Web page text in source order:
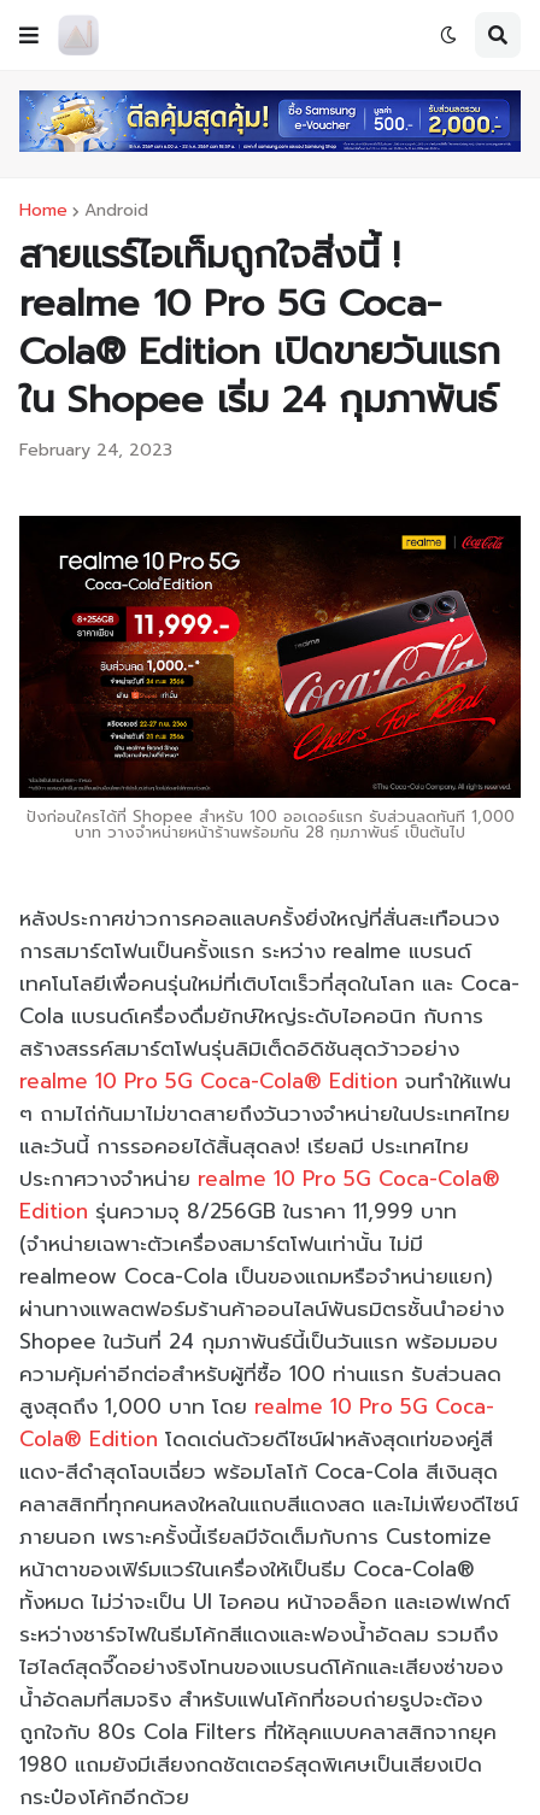
Home Android
สายแรร์ไอเท็มถูกใจสิ่งนี้ !
realme 10 Pro 5G Coca-
Cola® Edition เปิดขายวันแรก
ใน Shopee เริ่ม 24 กุมภาพันธ์
February 24, 2023
ปังก่อนใครได้ที่ Shopee สำหรับ 100 ออเดอร์แรก รับส่วนลดทันที 1,000
บาท วางจำหน่ายหน้าร้านพร้อมกัน 28 กุมภาพันธ์ เป็นต้นไป
หลังประกาศข่าวการคอลแลบครั้งยิ่งใหญ่ที่สั่นสะเทือนวง
การสมาร์ตโฟนเป็นครั้งแรก ระหว่าง realme แบรนด์
เทคโนโลยีเพื่อคนรุ่นใหม่ที่เติบโตเร็วที่สุดในโลก และ Coca-
Cola แบรนด์เครื่องดื่มยักษ์ใหญ่ระดับไอคอนิก กับการ
สร้างสรรค์สมาร์ตโฟนรุ่นลิมิเต็ดอิดิชันสุดว้าวอย่าง
realme 10 Pro 5G Coca-Cola® Edition จนทำให้แฟน
ๆ ถามไถ่กันมาไม่ขาดสายถึงวันวางจำหน่ายในประเทศไทย
และวันนี้ การรอคอยได้สิ้นสุดลง! เรียลมี ประเทศไทย
ประกาศวางจำหน่าย realme 10 Pro 5G Coca-Cola®
Edition รุ่นความจุ 8/256GB ในราคา 11,999 บาท
(จำหน่ายเฉพาะตัวเครื่องสมาร์ตโฟนเท่านั้น ไม่มี
realmeow Coca-Cola เป็นของแถมหรือจำหน่ายแยก)
ผ่านทางแพลตฟอร์มร้านค้าออนไลน์พันธมิตรชั้นนำอย่าง
Shopee ในวันที่ 24 กุมภาพันธ์นี้เป็นวันแรก พร้อมมอบ
ความคุ้มค่าอีกต่อสำหรับผู้ที่ซื้อ 100 ท่านแรก รับส่วนลด
สูงสุดถึง 1,000 บาท โดย realme 10 Pro 5G Coca-
Cola® Edition โดดเด่นด้วยดีไซน์ฝาหลังสุดเท่ของคู่สี
แดง-สีดำสุดโฉบเฉี่ยว พร้อมโลโก้ Coca-Cola สีเงินสุด
คลาสสิกที่ทุกคนหลงใหลในแถบสีแดงสด และไม่เพียงดีไซน์
ภายนอก เพราะครั้งนี้เรียลมีจัดเต็มกับการ Customize
หน้าตาของเฟิร์มแวร์ในเครื่องให้เป็นธีม Coca-Cola®
ทั้งหมด ไม่ว่าจะเป็น UI ไอคอน หน้าจอล็อก และเอฟเฟกต์
ระหว่างชาร์จไฟในธีมโค้กสีแดงและฟองน้ำอัดลม รวมถึง
ไฮไลต์สุดจี๊ดอย่างริงโทนของแบรนด์โค้กและเสียงซ่าของ
น้ำอัดลมที่สมจริง สำหรับแฟนโค้กที่ชอบถ่ายรูปจะต้อง
ถูกใจกับ 80s Cola Filters ที่ให้ลุคแบบคลาสสิกจากยุค
1980 แถมยังมีเสียงกดชัตเตอร์สุดพิเศษเป็นเสียงเปิด
กระป๋องโค้กอีกด้วย